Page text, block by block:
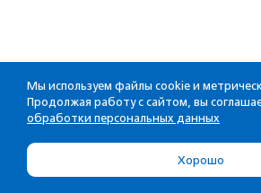
Мы используем файлы cookie и
Продолжая работу с сайтом, вы
обработки персональных данных
Хорошо